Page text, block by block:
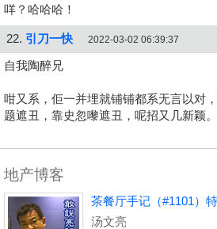
咩？哈哈哈！
22. 引刀一快 2022-03-02 06:39:37
自我陶醉兄
咁又系，佢一并埋就铺铺都系无言以对
题遮丑，靠史忽嚟遮丑，呢招又几新颖。
地产博客
茶餐厅手记（#1101）
汤文亮